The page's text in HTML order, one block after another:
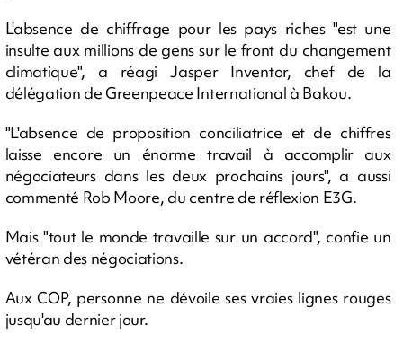
L'absence de chiffrage pour les pays riches "est une
insulte aux millions de gens sur le front du changement
climatique", a réagi Jasper Inventor, chef de la
délégation de Greenpeace International à Bakou.
"L'absence de proposition conciliatrice et de chiffres
laisse encore un énorme travail à accomplir aux
négociateurs dans les deux prochains jours", a aussi
commenté Rob Moore, du centre de réflexion E3G.
Mais "tout le monde travaille sur un accord", confie un
vétéran des négociations.
Aux COP, personne ne dévoile ses vraies lignes rouges
jusqu'au dernier jour.